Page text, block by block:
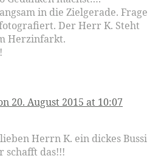
in die Zielgerade. Frage
Der Herr K. Steht
Herzinfarkt.
20. August 2015 at 10:07
Herrn K. ein dickes Bussi
schafft das!!!